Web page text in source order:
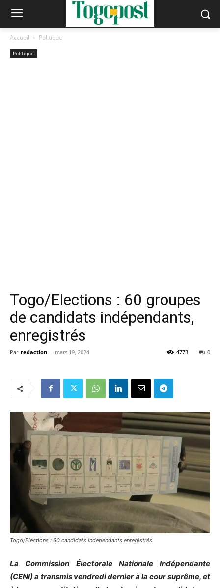
Accueil Politique
Politique
Togo/Elections : 60 groupes
de candidats indépendants,
enregistrés
Par redaction - mars 19, 2024 0
4773
Togo/Elections : 60 candidats indépendants enregistrés
La Commission Électorale Nationale Indépendante
(CENI) a transmis vendredi dernier à la cour suprême, et